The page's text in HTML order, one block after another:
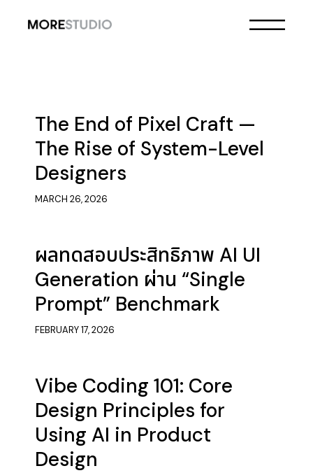
The End of Pixel Craft —
The Rise of System-Level
Designers
MARCH 26, 2026
ผลทดสอบประสิทธิภาพ AI UI
Generation ผ่าน “Single
Prompt” Benchmark
FEBRUARY 17, 2026
Vibe Coding 101: Core
Design Principles for
Using AI in Product
Design